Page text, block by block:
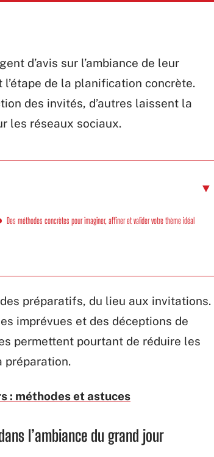
d’avis sur l’ambiance de leur
de la planification concrète.
des invités, d’autres laissent la
les réseaux sociaux.
Des méthodes concrètes pour imaginer, affiner et valider votre thème idéal
préparatifs, du lieu aux invitations.
imprévues et des déceptions de
permettent pourtant de réduire les
préparation.
: méthodes et astuces
l’ambiance du grand jour